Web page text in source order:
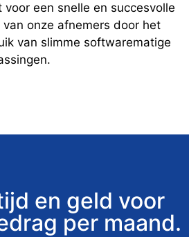
voor een snelle en succesvolle
van onze afnemers door het
van slimme softwarematige
en geld voor
per maand.